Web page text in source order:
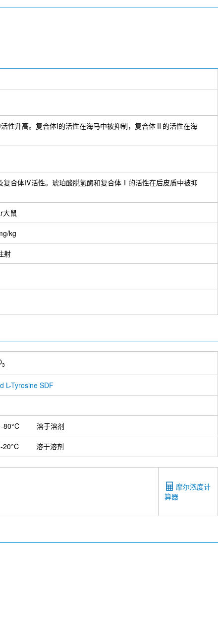
性升高。复合体I的活性在海马中被抑制，复合体Ⅱ的活性在海
合体Ⅳ活性。琥珀酸脱氢酶和复合体Ⅰ的活性在后皮质中被抑
大鼠
kg
射
3
L-Tyrosine SDF
-80°C 溶于溶剂
-20°C 溶于溶剂
摩尔浓度计
算器